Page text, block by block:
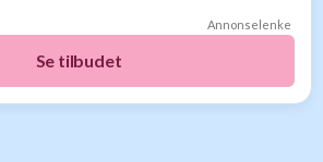
Annonselenke
Se tilbudet